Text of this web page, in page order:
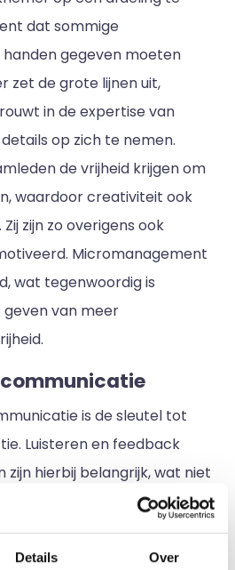
Details Over
dat sommige
gegeven moeten
zet de grote lijnen uit,
in de expertise van
op zich te nemen.
de vrijheid krijgen om
waardoor creativiteit ook
zijn zo overigens ook
Micromanagement
wat tegenwoordig is
van meer
is de sleutel tot
Luisteren en feedback
zijn hierbij belangrijk, wat niet
Veel werknemers klagen
managers, met
bij hun manager aankloppen